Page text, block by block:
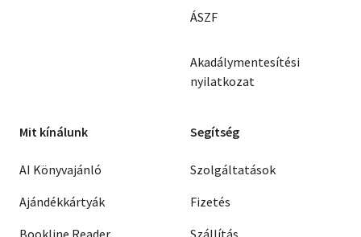
ÁSZF
Akadálymentesítési
nyilatkozat
Mit kínálunk
AI Könyvajánló
Ajándékkártyák
Bookline Reader
Segítség
Szolgáltatások
Fizetés
Szállítás